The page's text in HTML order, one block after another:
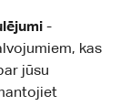
-
kas
jūsu